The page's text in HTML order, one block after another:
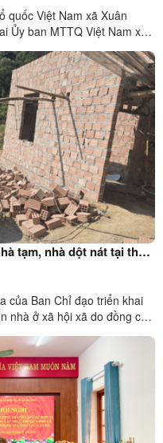
quốc Việt Nam xã Xuân
Ủy ban MTTQ Việt Nam xã
nhiệm vụ năm 2026.Toàn
nghị có ...
tạm, nhà dột nát tại thôn
của Ban Chỉ đạo triển khai
nhà ở xã hội xã do đồng chí
kiểm tra tiến độ triển khai
hộ ...